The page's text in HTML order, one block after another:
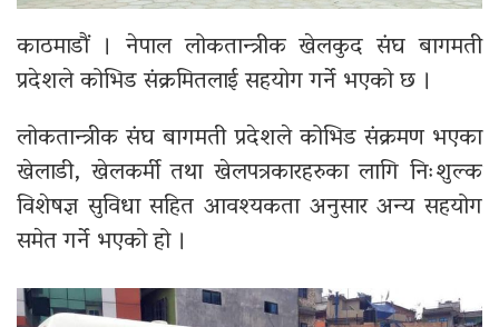
काठमाडौं । नेपाल लोकतान्त्रीक खेलकुद संघ बागमती
प्रदेशले कोभिड संक्रमितलाई सहयोग गर्ने भएको छ ।
लोकतान्त्रीक संघ बागमती प्रदेशले कोभिड संक्रमण भएका
खेलाडी, खेलकर्मी तथा खेलपत्रकारहरुका लागि निःशुल्क
विशेषज्ञ सुविधा सहित आवश्यकता अनुसार अन्य सहयोग
समेत गर्ने भएको हो ।